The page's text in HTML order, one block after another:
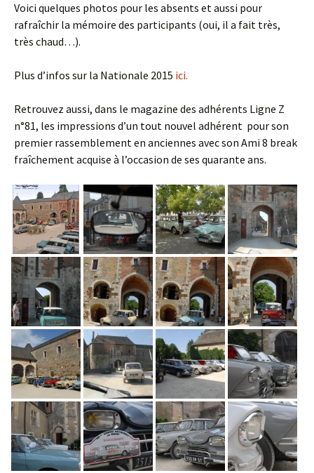
Voici quelques photos pour les absents et aussi pour
rafraîchir la mémoire des participants (oui, il a fait très,
très chaud…).
Plus d’infos sur la Nationale 2015 ici.
Retrouvez aussi, dans le magazine des adhérents Ligne Z
n°81, les impressions d’un tout nouvel adhérent pour son
premier rassemblement en anciennes avec son Ami 8 break
fraîchement acquise à l’occasion de ses quarante ans.